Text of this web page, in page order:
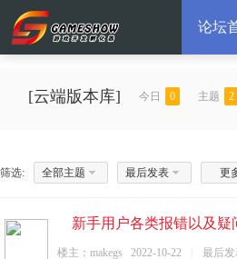
论坛
[云端版本库] 今日 0 主题 2
筛选: 全部主题 最后发表 更
新手用户各类报错以及
楼主： makegs 2022-10-22 最后发